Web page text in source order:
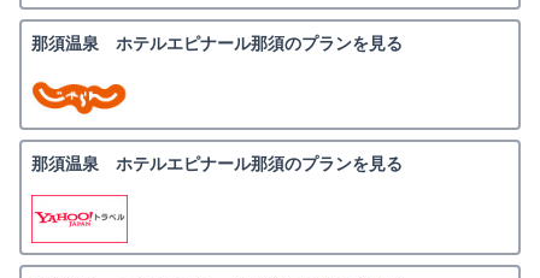
那須温泉 ホテルエピナール那須のプランを見る
那須温泉 ホテルエピナール那須のプランを見る